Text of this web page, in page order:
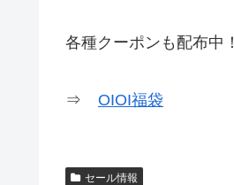
各種クーポンも配布中！
⇒ OIOI福袋
セール情報